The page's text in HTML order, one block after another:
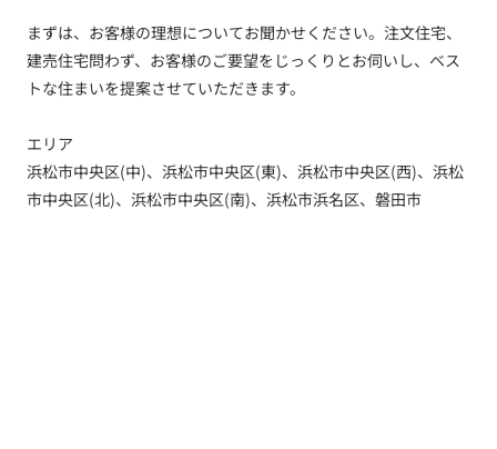
まずは、お客様の理想についてお聞かせください。注文住宅、
建売住宅問わず、お客様のご要望をじっくりとお伺いし、ベス
トな住まいを提案させていただきます。
エリア
浜松市中央区(中)、浜松市中央区(東)、浜松市中央区(西)、浜松
市中央区(北)、浜松市中央区(南)、浜松市浜名区、磐田市